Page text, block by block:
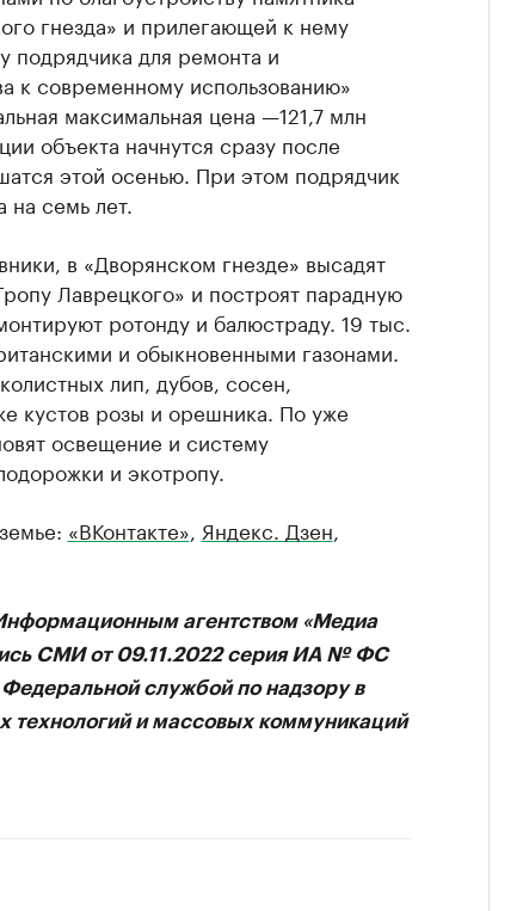
гнезда» и прилегающей к нему
подрядчика для ремонта и
к современному использованию»
максимальная цена —121,7 млн
объекта начнутся сразу после
этой осенью. При этом подрядчик
на семь лет.
в «Дворянском гнезде» высадят
Лаврецкого» и построят парадную
ротонду и балюстраду. 19 тыс.
и обыкновенными газонами.
лип, дубов, сосен,
кустов розы и орешника. По уже
освещение и систему
и экотропу.
«ВКонтакте» Яндекс. Дзен
агентством «Медиа
СМИ от 09.11.2022 серия ИА № ФС
службой по надзору в
технологий и массовых коммуникаций